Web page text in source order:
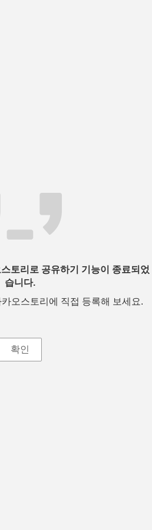
토리로 공유하기 기능이 종료되었
습니다.
오스토리에 직접 등록해 보세요.
확인